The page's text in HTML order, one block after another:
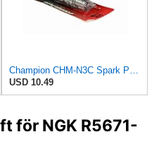
USD 10.49
för NGK R5671-